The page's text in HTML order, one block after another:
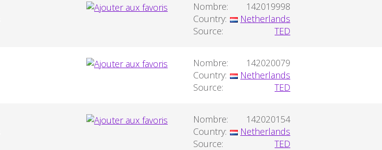
Nombre:
142019998
Country:
Netherlands
Source:
TED
Nombre:
142020079
Country:
Netherlands
Source:
TED
Nombre:
142020154
Country:
Netherlands
Source:
TED